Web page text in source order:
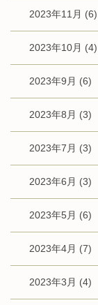
2023年11月 (6)
2023年10月 (4)
2023年9月 (6)
2023年8月 (3)
2023年7月 (3)
2023年6月 (3)
2023年5月 (6)
2023年4月 (7)
2023年3月 (4)